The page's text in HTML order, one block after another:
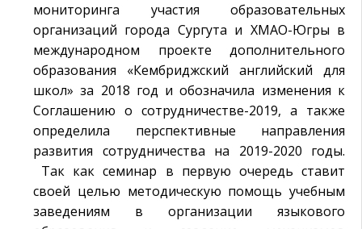
мониторинга участия образовательных
организаций города Сургута и ХМАО-Югры в
международном проекте дополнительного
образования «Кембриджский английский для
школ» за 2018 год и обозначила изменения к
Соглашению о сотрудничестве-2019, а также
определила перспективные направления
развития сотрудничества на 2019-2020 годы.
Так как семинар в первую очередь ставит
своей целью методическую помощь учебным
заведениям в организации языкового